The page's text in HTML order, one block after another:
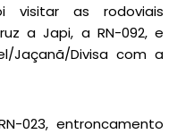
visitar as rodoviais
a Japi, a RN-092, e
Jaçanã/Divisa com a
023, entroncamento